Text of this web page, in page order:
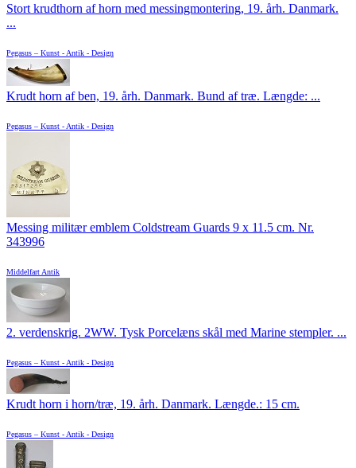
Stort krudthorn af horn med messingmontering, 19. årh. Danmark.
...
Pegasus – Kunst - Antik - Design
Krudt horn af ben, 19. årh. Danmark. Bund af træ. Længde: ...
Pegasus – Kunst - Antik - Design
Messing militær emblem Coldstream Guards 9 x 11.5 cm. Nr.
343996
Middelfart Antik
2. verdenskrig. 2WW. Tysk Porcelæns skål med Marine stempler. ...
Pegasus – Kunst - Antik - Design
Krudt horn i horn/træ, 19. årh. Danmark. Længde.: 15 cm.
Pegasus – Kunst - Antik - Design